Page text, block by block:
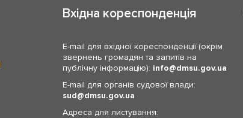
Вхідна кореспонденція
E-mail для вхідної кореспонденції (окрім
звернень громадян та запитів на
публічну інформацію): info
dmsu.gov.ua
E-mail для органів судової влади:
sud
dmsu.gov.ua
Адреса для листування: